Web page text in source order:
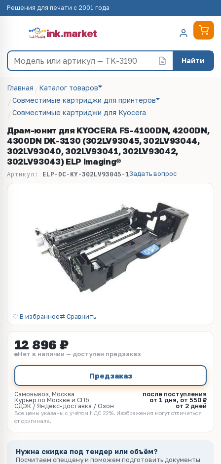
Решения для печати с 2001 года
ink.market
Найти
Главная
Каталог товаров
Совместимые картриджи для принтеров
Совместимые картриджи для Kyocera
Драм-юнит для KYOCERA FS-4100DN, 4200DN,
4300DN DK-3130 (302LV93045, 302LV93044,
302LV93040, 302LV93041, 302LV93042,
302LV93043) ELP Imaging®
Артикул: ELP-DC-KY-302LV93045-1Задать вопрос
♡ В избранное⇄ Сравнить
12 896 ₽
Нет в наличии — доступен предзаказ
Предзаказ
Самовывоз, Москва
после поступления
Курьер по Москве и СПб
от 1 дня, от 550 ₽
СДЭК / Яндекс-доставка / Озон
от 2 дней
Все цены указаны с учётом НДС 22%. Изображения могут отличаться
от оригинала.
Нужна скидка под тендер или объём?
Посчитаем спеццену и поможем подготовить документы